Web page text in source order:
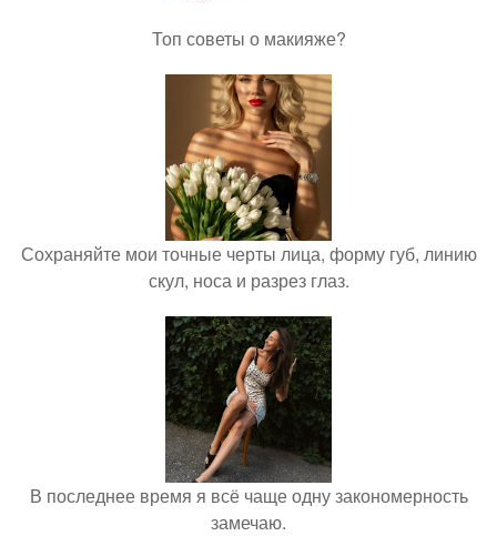
Топ советы о макияже?
Сохраняйте мои точные черты лица, форму губ, линию
скул, носа и разрез глаз.
В последнее время я всё чаще одну закономерность
замечаю.